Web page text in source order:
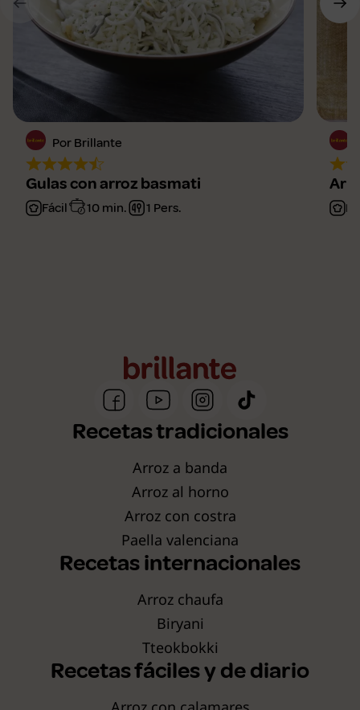
Por Brillante
Gulas con arroz basmati
Fácil 10 min. 1 Pers.
Recetas tradicionales
Arroz a banda
Arroz al horno
Arroz con costra
Paella valenciana
Recetas internacionales
Arroz chaufa
Biryani
Tteokbokki
Recetas fáciles y de diario